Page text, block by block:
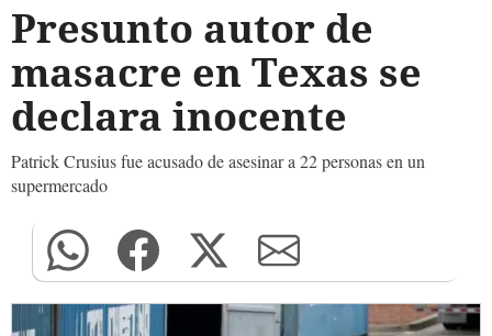
Presunto autor de
masacre en Texas se
declara inocente
Patrick Crusius fue acusado de asesinar a 22 personas en un
supermercado